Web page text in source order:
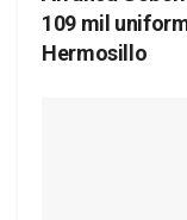
109 mil
Hermosillo